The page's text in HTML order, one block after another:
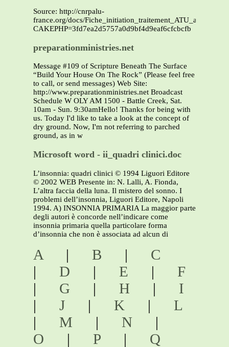
Source: http://cnrpalu-
france.org/docs/
CAKEPHP=3fd7ea2d5757a0d9bf4d9eaf6cfcbcfb
preparationministries.net
Message #109 of Scripture Beneath The Surface
“Build Your House On The Rock” (Please feel free
to call, or send messages) Web Site:
http://www.preparationministries.net Broadcast
Schedule W OLY AM 1500 - Battle Creek, Sat.
10am - Sun. 9:30amHello! Thanks for being with
us. Today I'd like to take a look at the concept of
dry ground. Now, I'm not referring to parched
ground, as in w
Microsoft word - ii_quadri clinici.doc
L’insonnia: quadri clinici © 1994 Liguori Editore
© 2002 WEB Presente in: N. Lalli, A. Fionda,
L’altra faccia della luna. Il mistero del sonno. I
problemi dell’insonnia, Liguori Editore, Napoli
1994. A) INSONNIA PRIMARIA La maggior parte
degli autori è concorde nell’indicare come
insonnia primaria quella particolare forma
d’insonnia che non è associata ad alcun di
A | B | C
| D | E | F
| G | H | I
| J | K | L
| M | N
|
O
| P | Q